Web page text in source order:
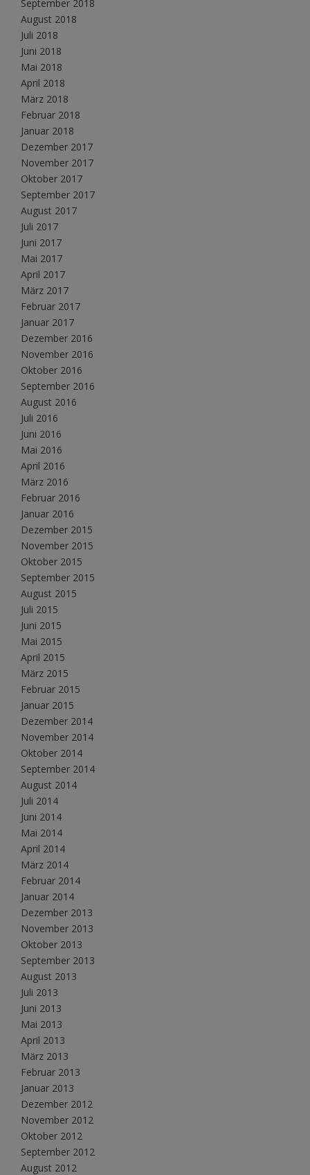
September 2018
August 2018
Juli 2018
Juni 2018
Mai 2018
April 2018
März 2018
Februar 2018
Januar 2018
Dezember 2017
November 2017
Oktober 2017
September 2017
August 2017
Juli 2017
Juni 2017
Mai 2017
April 2017
März 2017
Februar 2017
Januar 2017
Dezember 2016
November 2016
Oktober 2016
September 2016
August 2016
Juli 2016
Juni 2016
Mai 2016
April 2016
März 2016
Februar 2016
Januar 2016
Dezember 2015
November 2015
Oktober 2015
September 2015
August 2015
Juli 2015
Juni 2015
Mai 2015
April 2015
März 2015
Februar 2015
Januar 2015
Dezember 2014
November 2014
Oktober 2014
September 2014
August 2014
Juli 2014
Juni 2014
Mai 2014
April 2014
März 2014
Februar 2014
Januar 2014
Dezember 2013
November 2013
Oktober 2013
September 2013
August 2013
Juli 2013
Juni 2013
Mai 2013
April 2013
März 2013
Februar 2013
Januar 2013
Dezember 2012
November 2012
Oktober 2012
September 2012
August 2012